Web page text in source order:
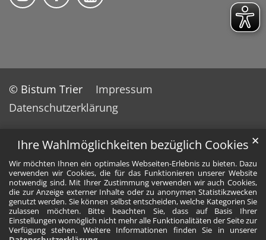
Ihre Wahlmöglichkeiten bezüglich Cookies
Wir möchten Ihnen ein optimales Webseiten-Erlebnis zu bieten. Dazu
verwenden wir Cookies, die für das Funktionieren unserer Website
notwendig sind. Mit Ihrer Zustimmung verwenden wir auch Cookies,
die zur Anzeige externer Inhalte oder zu anonymen Statistikzwecken
genutzt werden. Sie können selbst entscheiden, welche Kategorien Sie
zulassen möchten. Bitte beachten Sie, dass auf Basis Ihrer
Einstellungen womöglich nicht mehr alle Funktionalitäten der Seite zur
Verfügung stehen. Weitere Informationen finden Sie in unserer
✕
© Bistum Trier
Impressum
Datenschutzerklärung